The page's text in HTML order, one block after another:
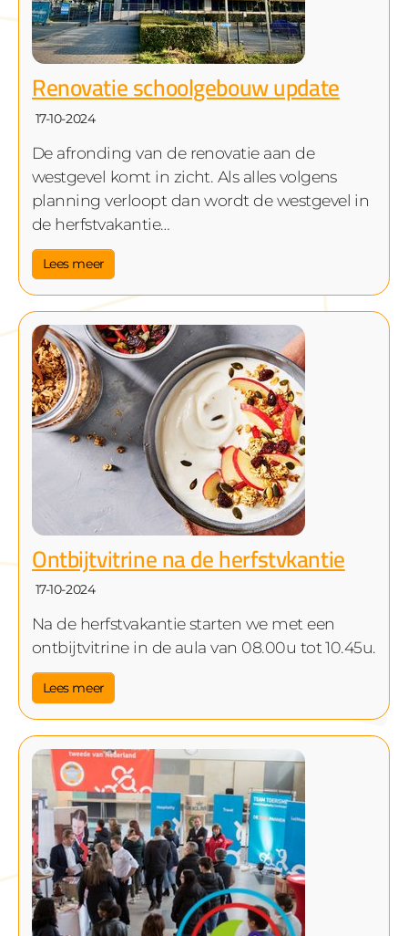
Renovatie schoolgebouw update
17-10-2024
De afronding van de renovatie aan de
westgevel komt in zicht. Als alles volgens
planning verloopt dan wordt de westgevel in
de herfstvakantie…
Lees meer
Ontbijtvitrine na de herfstvkantie
17-10-2024
Na de herfstvakantie starten we met een
ontbijtvitrine in de aula van 08.00u tot 10.45u.
Lees meer